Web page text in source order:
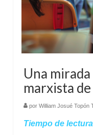
Una
marxista
por William Josué Topón
Tiempo de